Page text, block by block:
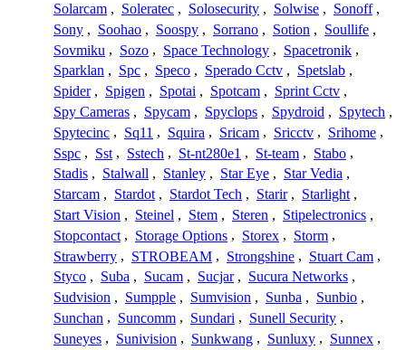
Solarcam , Soleratec , Solosecurity , Solwise , Sonoff ,
Sony , Soohao , Soospy , Sorrano , Sotion , Soullife ,
Sovmiku , Sozo , Space Technology , Spacetronik ,
Sparklan , Spc , Speco , Sperado Cctv , Spetslab ,
Spider , Spigen , Spotai , Spotcam , Sprint Cctv ,
Spy Cameras , Spycam , Spyclops , Spydroid , Spytech ,
Spytecinc , Sq11 , Squira , Sricam , Sricctv , Srihome ,
Sspc , Sst , Sstech , St-nt280e1 , St-team , Stabo ,
Stadis , Stalwall , Stanley , Star Eye , Star Vedia ,
Starcam , Stardot , Stardot Tech , Starir , Starlight ,
Start Vision , Steinel , Stem , Steren , Stipelectronics ,
Stopcontact , Storage Options , Storex , Storm ,
Strawberry , STROBEAM , Strongshine , Stuart Cam ,
Styco , Suba , Sucam , Sucjar , Sucura Networks ,
Sudvision , Sumpple , Sumvision , Sunba , Sunbio ,
Sunchan , Suncomm , Sundari , Sunell Security ,
Suneyes , Sunivision , Sunkwang , Sunluxy , Sunnex ,